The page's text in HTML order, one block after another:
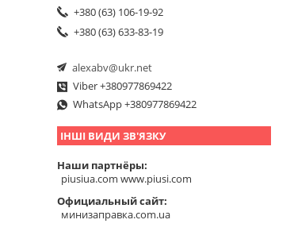
+380 (63) 106-19-92
+380 (63) 633-83-19
alexabv@ukr.net
Viber +380977869422
WhatsApp +380977869422
ІНШІ ВИДИ ЗВ'ЯЗКУ
Наши партнёры
piusiua.com www.piusi.com
Официальный сайт
минизаправка.com.ua